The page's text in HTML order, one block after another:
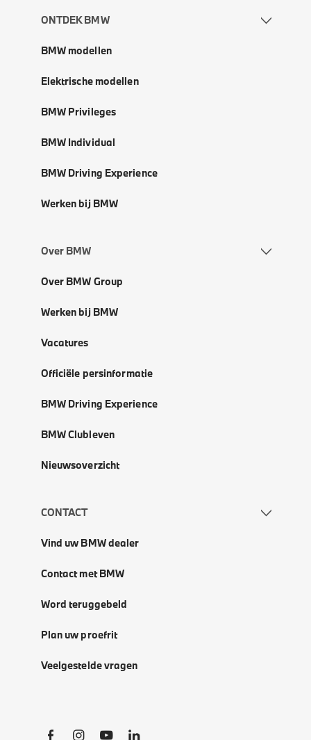
ONTDEK BMW
BMW modellen
Elektrische modellen
BMW Privileges
BMW Individual
BMW Driving Experience
Werken bij BMW
Over BMW
Over BMW Group
Werken bij BMW
Vacatures
Officiële persinformatie
BMW Driving Experience
BMW Clubleven
Nieuwsoverzicht
CONTACT
Vind uw BMW dealer
Contact met BMW
Word teruggebeld
Plan uw proefrit
Veelgestelde vragen
Social Links